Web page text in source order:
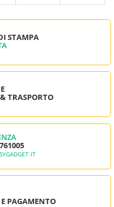
STAMPA
TRASPORTO
PAGAMENTO